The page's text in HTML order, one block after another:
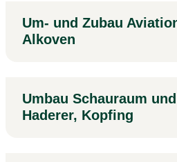
Um- und Zubau
Alkoven
Umbau Schauraum
Haderer, Kopfing